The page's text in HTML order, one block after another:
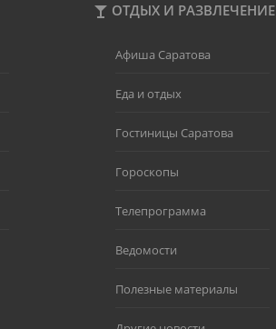
ОТДЫХ И РАЗВЛЕЧЕНИЕ
Афиша Саратова
Еда и отдых
Гостиницы Саратова
Гороскопы
Телепрограмма
Ведомости
Полезные материалы